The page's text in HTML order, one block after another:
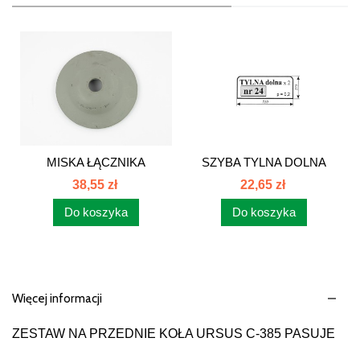
MISKA ŁĄCZNIKA
KABINY C385 80334101
38,55 zł
Do koszyka
SZYBA TYLNA DOLNA
ZETOR URSUS 24
22,65 zł
Do koszyka
Więcej informacji
ZESTAW NA PRZEDNIE KOŁA URSUS C-385 PASUJE